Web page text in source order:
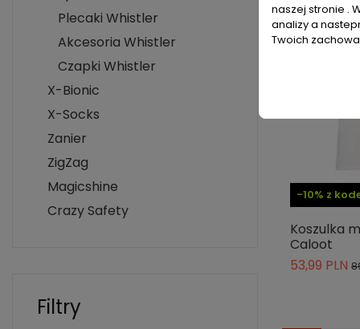
-10% z
Koszulka
Caloot
53,99 PLN
Plecaki Whistler
Akcesoria Whistler
Czapki Whistler
X-Bionic
X-Socks
Zanier
ZigZag
Magicshine
Crazy Safety
Filtry
naszej stronie .
analizy a
Twoich